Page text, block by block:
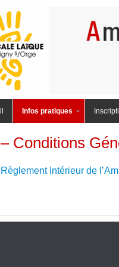
contenuInfos pratiques
– Conditions
Règlement Intérieur de